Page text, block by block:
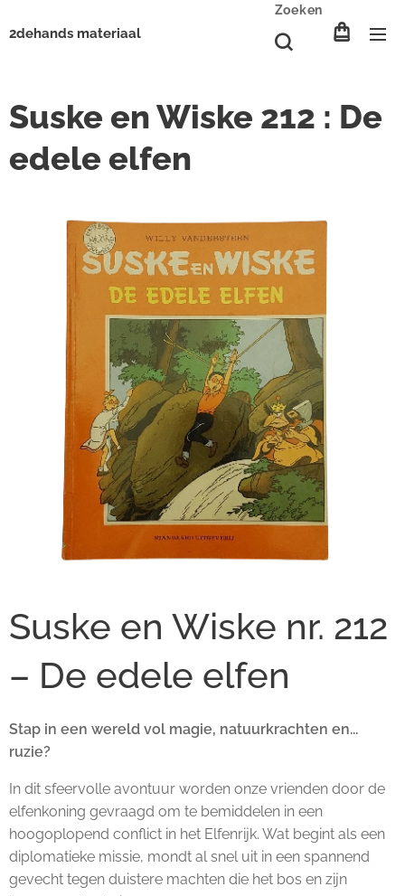
2dehands materiaal
Zoeken
Suske en Wiske 212 : De
edele elfen
Suske en Wiske nr. 212
– De edele elfen
Stap in een wereld vol magie, natuurkrachten en...
ruzie?
In dit sfeervolle avontuur worden onze vrienden door de
elfenkoning gevraagd om te bemiddelen in een
hoogoplopend conflict in het Elfenrijk. Wat begint als een
diplomatieke missie, mondt al snel uit in een spannend
gevecht tegen duistere machten die het bos en zijn